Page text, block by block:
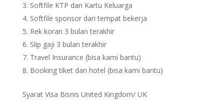
Softfile KTP dan Kartu Keluarga
Softfile sponsor dari tempat bekerja
Rek koran 3 bulan terakhir
Slip gaji 3 bulan terakhir
Travel Insurance (bisa kami bantu)
Booking tiket dan hotel (bisa kami bantu)
Syarat Visa Bisnis United Kingdom/ UK